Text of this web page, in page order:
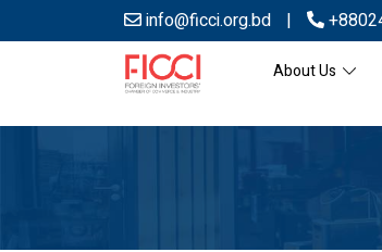
info@ficci.org.bd |
About Us